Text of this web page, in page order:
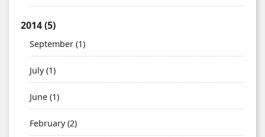
2014(5)
September (1)
July(1)
June (1)
February(2)